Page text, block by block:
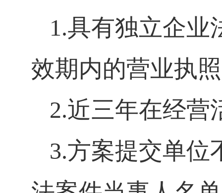
1.具有独立企业
效期内的营业执
2.近三年在经营
3.方案提交单位